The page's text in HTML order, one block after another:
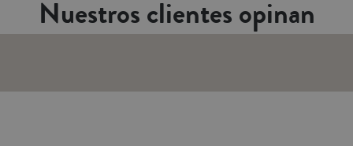
Nuestros clientes opinan